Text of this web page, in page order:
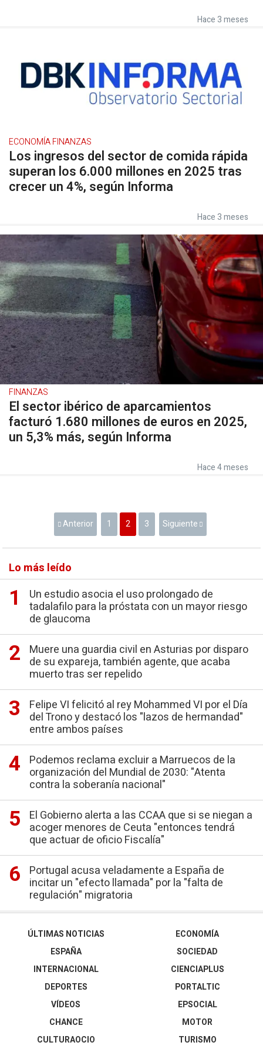
Hace 3 meses
ECONOMÍA FINANZAS
Los ingresos del sector de comida rápida
superan los 6.000 millones en 2025 tras
crecer un 4%, según Informa
Hace 3 meses
FINANZAS
El sector ibérico de aparcamientos
facturó 1.680 millones de euros en 2025,
un 5,3% más, según Informa
Hace 4 meses
Anterior 1 2 3 Siguiente
Lo más leído
Un estudio asocia el uso prolongado de
tadalafilo para la próstata con un mayor riesgo
de glaucoma
Muere una guardia civil en Asturias por disparo
de su expareja, también agente, que acaba
muerto tras ser repelido
Felipe VI felicitó al rey Mohammed VI por el Día
del Trono y destacó los "lazos de hermandad"
entre ambos países
Podemos reclama excluir a Marruecos de la
organización del Mundial de 2030: "Atenta
contra la soberanía nacional"
El Gobierno alerta a las CCAA que si se niegan a
acoger menores de Ceuta "entonces tendrá
que actuar de oficio Fiscalía"
Portugal acusa veladamente a España de
incitar un "efecto llamada" por la "falta de
regulación" migratoria
ÚLTIMAS NOTICIAS
ESPAÑA
INTERNACIONAL
DEPORTES
VÍDEOS
ECONOMÍA
SOCIEDAD
CIENCIAPLUS
PORTALTIC
EPSOCIAL
CHANCE
CULTURAOCIO
MOTOR
TURISMO